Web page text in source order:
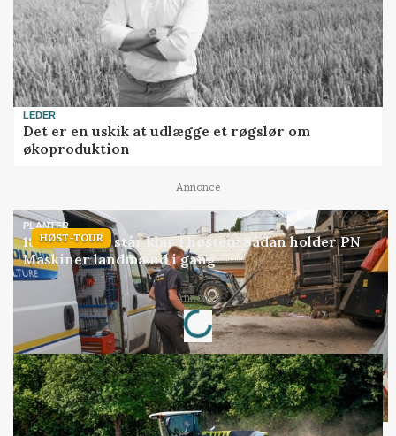
LEDER
Det er en uskik at udlægge et røgslør om
økoproduktion
Annonce
HØST-TOUR
PLANTER
18 montører står klar i høsten: Sådan holder PN
Maskiner landmænd i gang
Annonce
Loading...